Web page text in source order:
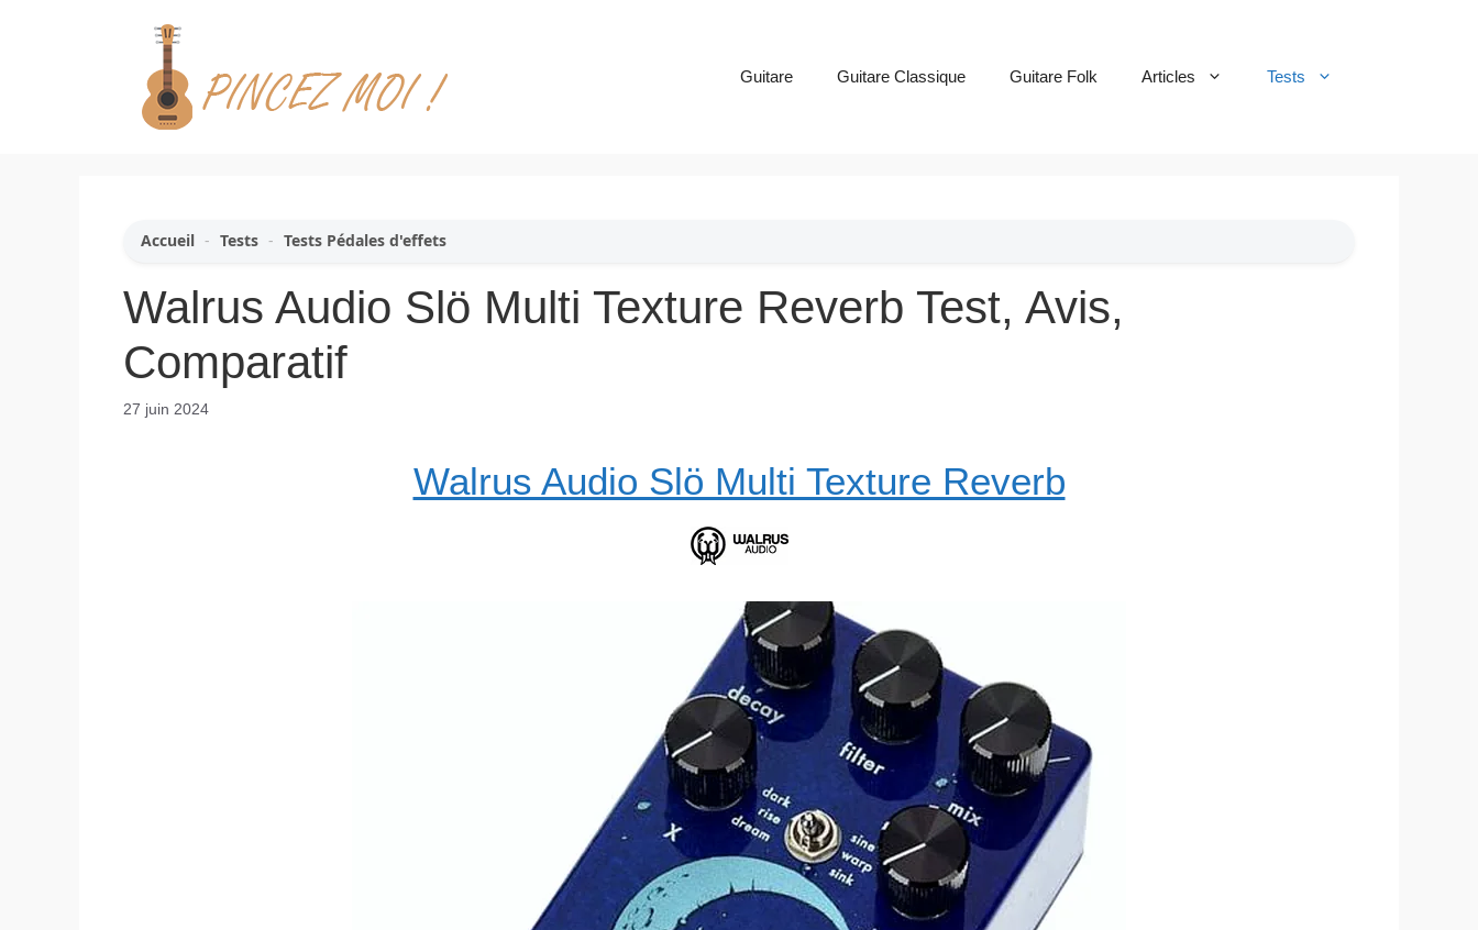
Guitare Guitare Classique Guitare Folk Articles Tests
Accueil - Tests - Tests Pédales d'effets
Walrus Audio Slö Multi Texture Reverb Test, Avis,
Comparatif
27 juin 2024
Walrus Audio Slö Multi Texture Reverb